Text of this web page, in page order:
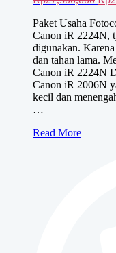
Paket Usaha
Canon iR 2224N,
digunakan.
dan tahan lama.
Canon iR 2224N
Canon iR 2006N
kecil dan
…
Paket
Read More